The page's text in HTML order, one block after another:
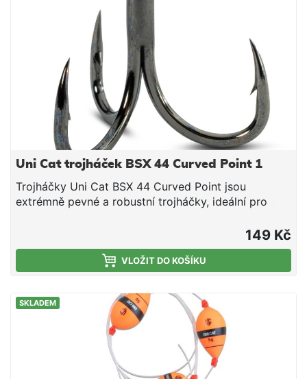
Uni Cat trojháček BSX 44 Curved Point 1
Trojháčky Uni Cat BSX 44 Curved Point jsou
extrémně pevné a robustní trojháčky, ideální pro
hladkému povrchu a zakřiveným hrotům háčky
dosahují maximálního efektu při záseku a zajišťují
spolehlivé držení. Jsou ideální pro podvodní
splávkové montáže, systémy s bójemi a vertikální
systémy. Vlastnosti: Trojháček určený pro sumcové
montáže Hladký povrch pro snadný průnik a
spolehlivý zásek Extrémně pevná a robustní
konstrukce Zakřivené a velmi ostré hroty háčku
Prémiová kvalita Technické údaje: Velikost háčku: 1
Počet kusů v balení: 4
149 Kč
VLOŽIT DO KOŠÍKU
SKLADEM